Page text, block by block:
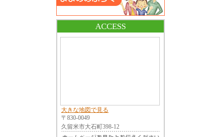
ACCESS
大きな地図で見る
〒830-0049
久留米市大石町398-12